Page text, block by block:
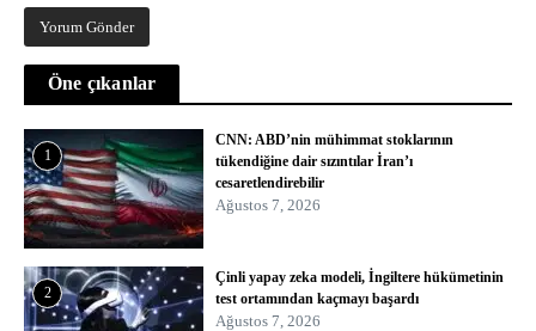
Öne çıkanlar
1
CNN: ABD’nin mühimmat stoklarının
tükendiğine dair sızıntılar İran’ı
cesaretlendirebilir
Ağustos 7, 2026
2
Çinli yapay zeka modeli, İngiltere hükümetinin
test ortamından kaçmayı başardı
Ağustos 7, 2026